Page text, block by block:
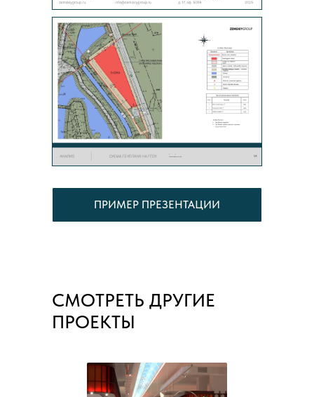
ПРИМЕР ПРЕЗЕНТАЦИИ
СМОТРЕТЬ ДРУГИЕ
ПРОЕКТЫ